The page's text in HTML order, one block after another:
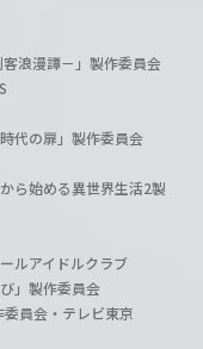
浪漫譚－」製作委員会
代の扉」製作委員会
ら始める異世界生活2製
ルアイドルクラブ
」製作委員会
員会・テレビ東京